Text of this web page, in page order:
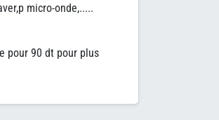
micro-onde,.....
pour 90 dt pour plus